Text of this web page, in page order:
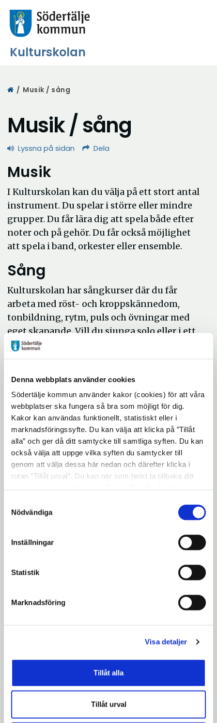
Denna webbplats använder cookies
Södertälje kommun använder kakor (cookies) för att våra
webbplatser ska fungera så bra som möjligt för dig.
Kakor kan användas funktionellt, statistiskt eller i
marknadsföringssyfte. Du kan välja att klicka på ”Tillåt
alla” och ger då ditt samtycke till samtliga syften. Du kan
också välja att uppge vilka syften du samtycker till
genom att välja dessa här nedan och därefter klicka i
rutan ”Tillåt urval”. Du kan när som helst ta tillbaka ditt
"Visa detaljer" kan du läsa om hur kakorna används och
hur vi och våra leverantörer inhämtar och behandlar
Nödvändiga
Inställningar
Statistik
Marknadsföring
Visa detaljer
Tillåt alla
Tillåt urval
Kulturskolan
Start
/ Musik / sång
Musik / sång
Lyssna på sidan Dela
Musik
I Kulturskolan kan du välja på ett stort antal
instrument. Du spelar i större eller mindre
grupper. Du får lära dig att spela både efter
noter och på gehör. Du får också möjlighet
att spela i band, orkester eller ensemble.
Sång
Kulturskolan har sångkurser där du får
arbeta med röst- och kroppskännedom,
tonbildning, rytm, puls och övningar med
eget skapande. Vill du sjunga solo eller i ett
band kan vi hjälpa dig att hitta rätt.
i
nytt
fönster
Avgifter expand_more
Hyra instrument expand_more
Avancerat program - KAPIS expand_more
Särskilda behov expand_more
Konst / konsthantverk
Blev du hjälpt av informationen på den här sidan?